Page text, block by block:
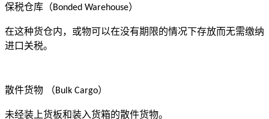
保税仓库（Bonded Warehouse）
在这种货仓内，或物可以在没有期限的情况下存放而无需缴纳
进口关税。
散件货物 （Bulk Cargo）
未经装上货板和装入货箱的散件货物。